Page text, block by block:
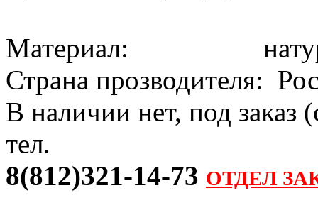
Материал:
Страна прозводителя:
В наличии нет, под заказ
тел.
8(812)321-14-73 ОТДЕЛ